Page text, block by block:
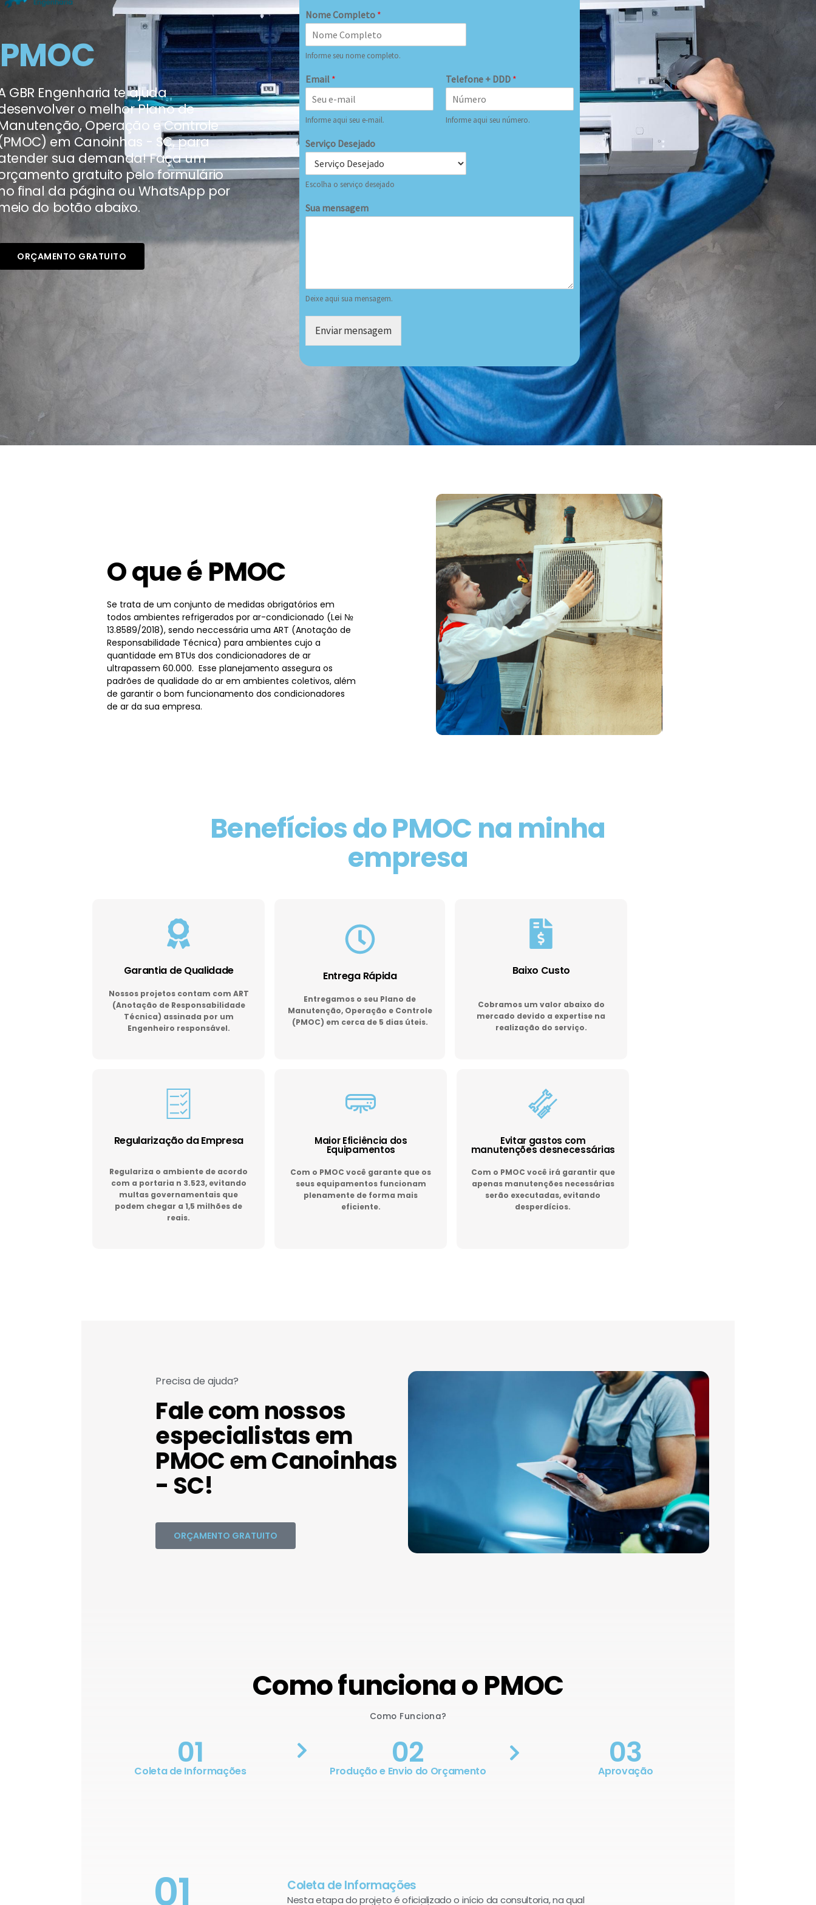
PMOC
GBR Engenharia te ajuda
o melhor Plano de
Operação e Controle
em Canoinhas - SC, para
sua demanda! Faça um
gratuito pelo formulário
final da página ou WhatsApp por
do botão abaixo.
ORÇAMENTO GRATUITO
Nome Completo *
Informe seu nome completo.
Email *
Informe aqui seu e-mail.
Telefone + DDD *
Informe aqui seu número.
Serviço Desejado
Escolha o serviço desejado
Sua mensagem
Deixe aqui sua mensagem.
Enviar mensagem
O que é PMOC
Se trata de um conjunto de medidas obrigatórios em
todos ambientes refrigerados por ar-condicionado (Lei №
13.8589/2018), sendo neccessária uma ART (Anotação de
Responsabilidade Técnica) para ambientes cujo a
quantidade em BTUs dos condicionadores de ar
ultrapassem 60.000. Esse planejamento assegura os
padrões de qualidade do ar em ambientes coletivos, além
de garantir o bom funcionamento dos condicionadores
de ar da sua empresa.
Benefícios do PMOC na minha
empresa
Garantia de Qualidade
Nossos projetos contam com ART
(Anotação de Responsabilidade
Técnica) assinada por um
Engenheiro responsável.
Entrega Rápida
Entregamos o seu Plano de
Manutenção, Operação e Controle
(PMOC) em cerca de 5 dias úteis.
Baixo Custo
Cobramos um valor abaixo do
mercado devido a expertise na
realização do serviço.
Regularização da Empresa
Regulariza o ambiente de acordo
com a portaria n 3.523, evitando
multas governamentais que
podem chegar a 1,5 milhões de
reais.
Maior Eficiência dos
Equipamentos
Com o PMOC você garante que os
seus equipamentos funcionam
plenamente de forma mais
eficiente.
Evitar gastos com
manutenções desnecessárias
Com o PMOC você irá garantir que
apenas manutenções necessárias
serão executadas, evitando
desperdícios.
Precisa de ajuda?
Fale com nossos
especialistas em
PMOC em Canoinhas
- SC!
ORÇAMENTO GRATUITO
Como funciona o PMOC
Como Funciona?
01
Coleta de Informações 02
Produção e Envio do Orçamento 03
Aprovação
01 Coleta de Informações
Nesta etapa do projeto é oficializado o início da consultoria, na qual